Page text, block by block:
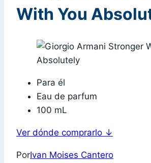
With You
Para él
Eau de parfum
100 mL
Ver dónde comprarlo ↓
PorIvan Moises Cantero